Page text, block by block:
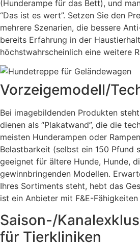
(Hunderampe für das Bett), und
“Das ist es wert”. Setzen Sie den
mehrere Szenarien, die bessere
bereits Erfahrung in der
höchstwahrscheinlich eine weitere
Vorzeigemodell/
Bei imagebildenden Produkten
dienen als “Plakatwand”, die die
meisten Hunderampen oder
Belastbarkeit (selbst ein 150 Pfund
geeignet für ältere Hunde, Hunde,
gewinnbringenden Modellen.
Ihres Sortiments steht, hebt das
ist ein Anbieter mit F&E-
Saison-/
für Tierkliniken